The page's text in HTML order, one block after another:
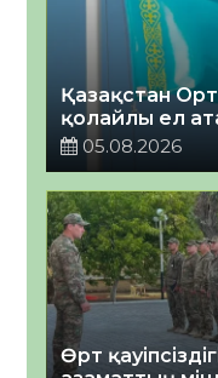
Қазақстан
қолайлы ел
05.08.2026
Өрт